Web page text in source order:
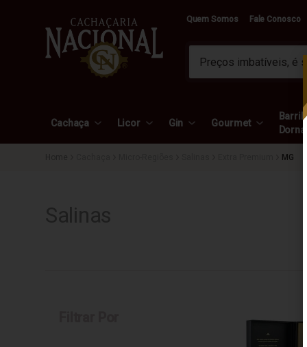
Quem Somos Fale Conosco
Cachaça Licor Gin Gourmet
Barril
Dorna
MG